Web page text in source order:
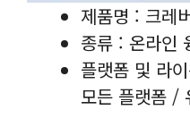
제품명 : 크레
종류 : 온라인
플랫폼 및 라
모든 플랫폼 /